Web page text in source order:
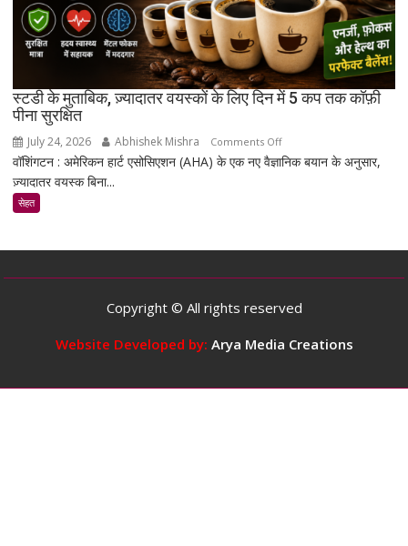
मांसपेशियों
की
मरम्मत
को
बेहतर
है
स्टडी के मुताबिक, ज़्यादातर वयस्कों के लिए दिन में 5 कप तक कॉफ़ी
पीना सुरक्षित
July 24, 2026 Abhishek Mishra Comments Offon
स्टडी
लिए
5
वॉशिंगटन : अमेरिकन हार्ट एसोसिएशन (AHA) के एक नए वैज्ञानिक बयान के अनुसार,
ज़्यादातर वयस्क बिना...
सेहत
Copyright © All rights reserved
Website Developed by: Arya Media Creations